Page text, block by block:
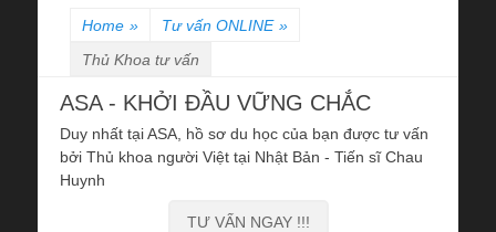
Home » Tư vấn ONLINE »
Thủ Khoa tư vấn
ASA - KHỞI ĐẦU VỮNG CHẮC
Duy nhất tại ASA, hồ sơ du học của bạn được tư vấn
bởi Thủ khoa người Việt tại Nhật Bản - Tiến sĩ Chau
Huynh
TƯ VẤN NGAY !!!